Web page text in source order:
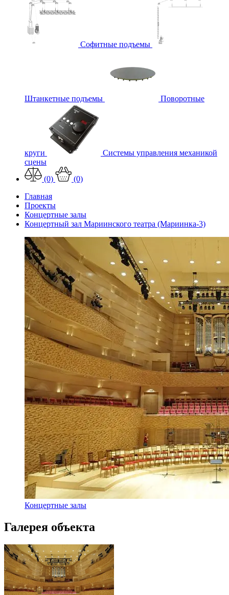
Софитные подъемы
Штанкетные подъемы Поворотные
круги
Системы управления механикой
сцены
(0)
(0)
Главная
Проекты
Концертные залы
Концертный зал Мариинского театра (Мариинка-3)
Концертные залы
Галерея объекта